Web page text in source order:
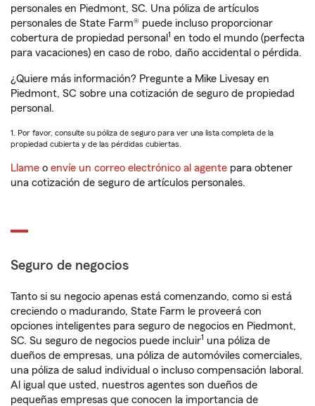
personales en Piedmont, SC. Una póliza de artículos
personales de State Farm® puede incluso proporcionar
cobertura de propiedad personal 1 en todo el mundo (perfecta
para vacaciones) en caso de robo, daño accidental o pérdida.
¿Quiere más información? Pregunte a Mike Livesay en
Piedmont, SC sobre una cotización de seguro de propiedad
personal.
1. Por favor, consulte su póliza de seguro para ver una lista completa de la
propiedad cubierta y de las pérdidas cubiertas.
Llame o envíe un correo electrónico al agente para obtener
una cotización de seguro de artículos personales.
Seguro de negocios
Tanto si su negocio apenas está comenzando, como si está
creciendo o madurando, State Farm le proveerá con
opciones inteligentes para seguro de negocios en Piedmont,
SC. Su seguro de negocios puede incluir1 una póliza de
dueños de empresas, una póliza de automóviles comerciales,
una póliza de salud individual o incluso compensación laboral.
Al igual que usted, nuestros agentes son dueños de
pequeñas empresas que conocen la importancia de